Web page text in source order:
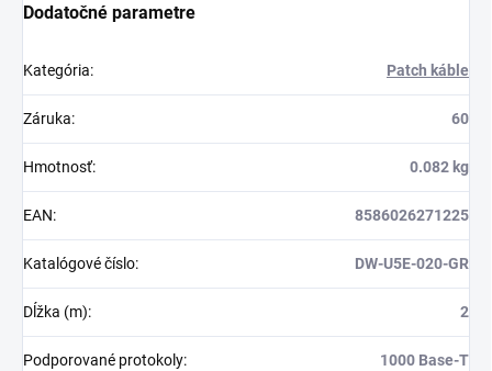
Dodatočné parametre
Kategória: Patch káble
Záruka: 60
Hmotnosť: 0.082 kg
EAN: 8586026271225
Katalógové číslo: DW-U5E-020-GR
Dĺžka (m): 2
Podporované protokoly: 1000 Base-T